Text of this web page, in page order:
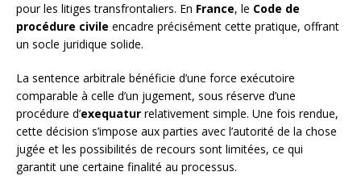
pour les litiges transfrontaliers. En France, le Code de
procédure civile encadre précisément cette pratique, offrant
un socle juridique solide.
La sentence arbitrale bénéficie d’une force exécutoire
comparable à celle d’un jugement, sous réserve d’une
procédure d’exequatur relativement simple. Une fois rendue,
cette décision s’impose aux parties avec l’autorité de la chose
jugée et les possibilités de recours sont limitées, ce qui
garantit une certaine finalité au processus.